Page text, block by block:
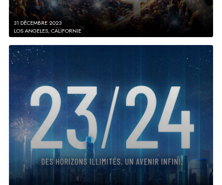
31 DÉCEMBRE 2023
LOS ANGELES, CALIFORNIE